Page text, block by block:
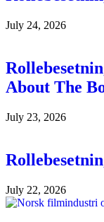
July 24, 2026
About The
July 23, 2026
July 22, 2026